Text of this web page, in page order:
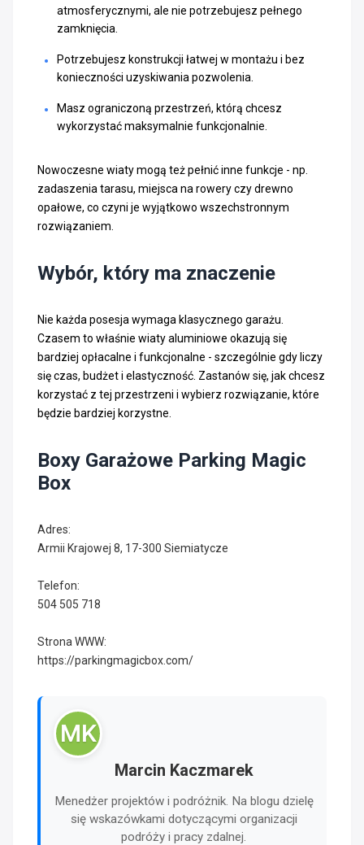
atmosferycznymi, ale nie potrzebujesz pełnego
zamknięcia.
Potrzebujesz konstrukcji łatwej w montażu i bez
konieczności uzyskiwania pozwolenia.
Masz ograniczoną przestrzeń, którą chcesz
wykorzystać maksymalnie funkcjonalnie.
Nowoczesne wiaty mogą też pełnić inne funkcje - np.
zadaszenia tarasu, miejsca na rowery czy drewno
opałowe, co czyni je wyjątkowo wszechstronnym
rozwiązaniem.
Wybór, który ma znaczenie
Nie każda posesja wymaga klasycznego garażu.
Czasem to właśnie wiaty aluminiowe okazują się
bardziej opłacalne i funkcjonalne - szczególnie gdy liczy
się czas, budżet i elastyczność. Zastanów się, jak chcesz
korzystać z tej przestrzeni i wybierz rozwiązanie, które
będzie bardziej korzystne.
Boxy Garażowe Parking Magic
Box
Adres:
Armii Krajowej 8, 17-300 Siemiatycze
Telefon:
504 505 718
Strona WWW:
https://parkingmagicbox.com/
MK
Marcin Kaczmarek
Menedżer projektów i podróżnik. Na blogu dzielę
się wskazówkami dotyczącymi organizacji
podróży i pracy zdalnej.